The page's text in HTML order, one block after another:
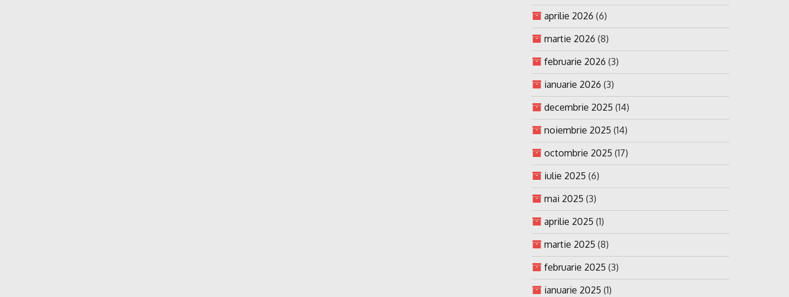
aprilie 2026 (6)
martie 2026 (8)
februarie 2026 (3)
ianuarie 2026 (3)
decembrie 2025 (14)
noiembrie 2025 (14)
octombrie 2025 (17)
iulie 2025 (6)
mai 2025 (3)
aprilie 2025 (1)
martie 2025 (8)
februarie 2025 (3)
ianuarie 2025 (1)